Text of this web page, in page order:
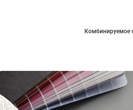
Комбинируемое